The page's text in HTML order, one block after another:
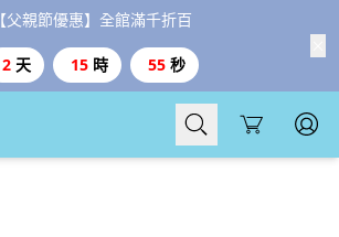
【父親節優惠】全館滿千折百
2 天 15 時 54 秒
Cart